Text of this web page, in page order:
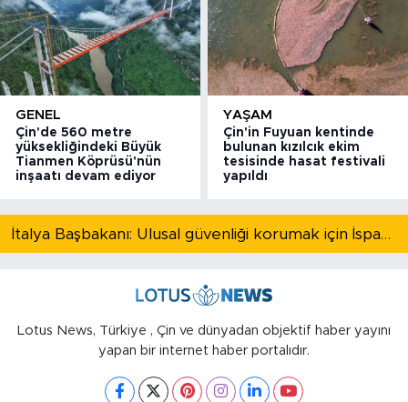
GENEL
Çin'de 560 metre
yüksekliğindeki Büyük
Tianmen Köprüsü'nün
inşaatı devam ediyor
YAŞAM
Çin'in Fuyuan kentinde
bulunan kızılcık ekim
tesisinde hasat festivali
yapıldı
İtalya Başbakanı: Ulusal güvenliği korumak için İspanya ile Schengen kapsamındaki serbest dolaşımı askıya alıyoruz
Lotus News, Türkiye , Çin ve dünyadan objektif haber yayını
yapan bir internet haber portalıdır.